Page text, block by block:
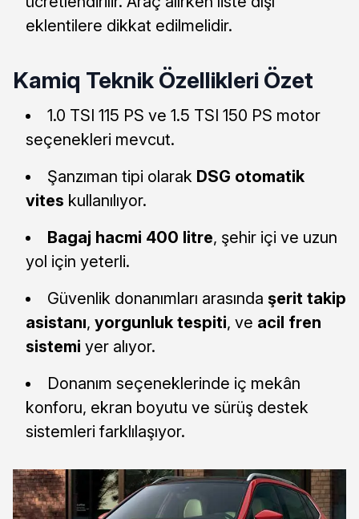
eklentilere dikkat edilmelidir.
Kamiq Teknik Özellikleri Özet
1.0 TSI 115 PS ve 1.5 TSI 150 PS motor
seçenekleri mevcut.
Şanzıman tipi olarak DSG otomatik
vites kullanılıyor.
Bagaj hacmi 400 litre, şehir içi ve uzun
yol için yeterli.
Güvenlik donanımları arasında şerit takip
asistanı, yorgunluk tespiti, ve acil fren
sistemi yer alıyor.
Donanım seçeneklerinde iç mekân
konforu, ekran boyutu ve sürüş destek
sistemleri farklılaşıyor.